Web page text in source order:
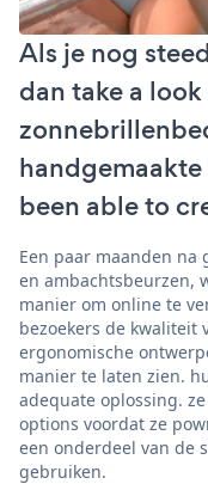
Als je nog
dan take a
been able to
Een paar maanden
en ambachtsbeurzen,
manier om online te
bezoekers de
ergonomische
manier te laten zien.
adequate oplossing.
options voordat ze
een onderdeel van de
gebruiken.